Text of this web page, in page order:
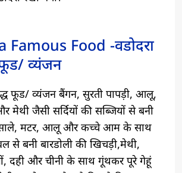
Famous Food -वडोदरा
फूड/ व्यंजन
फूड/ व्यंजन बैंगन, सुरती पापड़ी, आलू,
मेथी जैसी सर्दियों की सब्जियों से बनी
मटर, आलू और कच्चे आम के साथ
से बनी बारडोली की खिचड़ी,मेथी,
दही और चीनी के साथ गूंथकर पूरे गेहूं